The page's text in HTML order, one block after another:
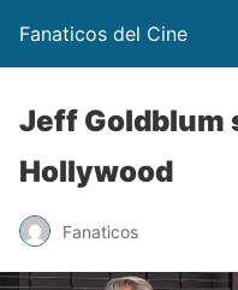
Fanaticos del Cine
Jeff Goldblum
Hollywood
Fanaticos